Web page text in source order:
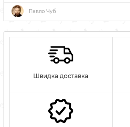
Павло Чуб
Швидка доставка